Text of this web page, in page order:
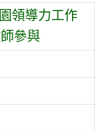
領導力工作
參與